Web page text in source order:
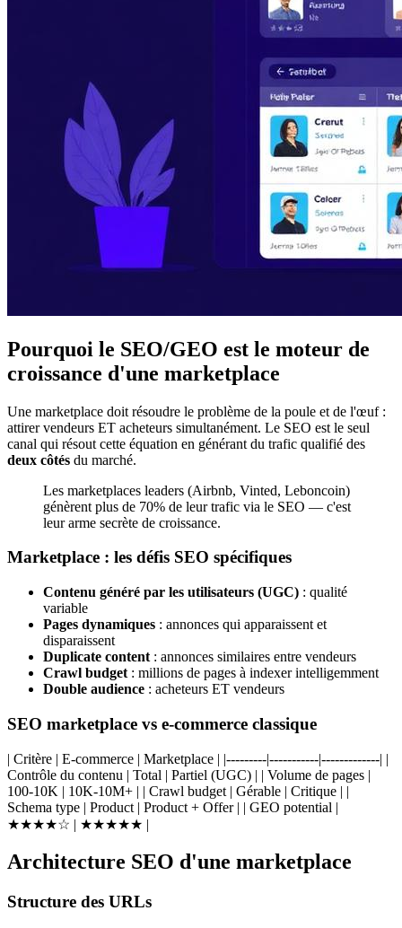
Pourquoi le SEO/GEO est le moteur de
croissance d'une marketplace
Une marketplace doit résoudre le problème de la poule et de l'œuf :
attirer vendeurs ET acheteurs simultanément. Le SEO est le seul
canal qui résout cette équation en générant du trafic qualifié des
deux côtés du marché.
Les marketplaces leaders (Airbnb, Vinted, Leboncoin)
génèrent plus de 70% de leur trafic via le SEO — c'est
leur arme secrète de croissance.
Marketplace : les défis SEO spécifiques
Contenu généré par les utilisateurs (UGC) : qualité
variable
Pages dynamiques : annonces qui apparaissent et
disparaissent
Duplicate content : annonces similaires entre vendeurs
Crawl budget : millions de pages à indexer intelligemment
Double audience : acheteurs ET vendeurs
SEO marketplace vs e-commerce classique
| Critère | E-commerce | Marketplace | |---------|-----------|-------------| |
Contrôle du contenu | Total | Partiel (UGC) | | Volume de pages |
100-10K | 10K-10M+ | | Crawl budget | Gérable | Critique | |
Schema type | Product | Product + Offer | | GEO potential |
★★★★☆ | ★★★★★ |
Architecture SEO d'une marketplace
Structure des URLs